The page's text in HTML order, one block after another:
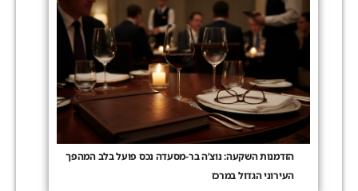
הזדמנות השקעה: נוצ’ה בר-מסעדה נכס פועל בלב המהפך
העירוני הגדול במרכז